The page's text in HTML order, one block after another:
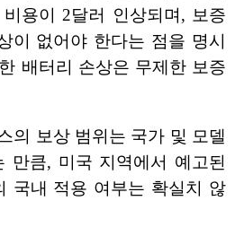
용이 2달러 인상되며, 보증
이 없어야 한다는 점을 명시
배터리 손상은 무제한 보증
의 보상 범위는 국가 및 모델
만큼, 미국 지역에서 예고된
국내 적용 여부는 확실치 않